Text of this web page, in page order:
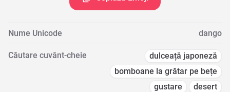
Nume Unicode dango
Căutare cuvânt-cheie
dulceață japoneză
bomboane la grătar pe bețe
gustare
desert